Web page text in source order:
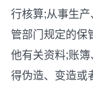
行核算;从事生
管部门规定的保
他有关资料;账
得伪造、变造或